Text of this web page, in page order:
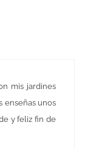
mis jardines
enseñas unos
y feliz fin de